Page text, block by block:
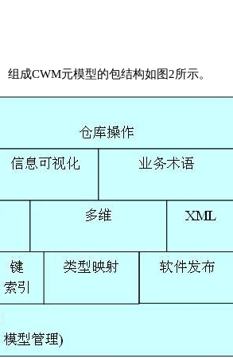
成CWM元模型的包结构如图2所示。